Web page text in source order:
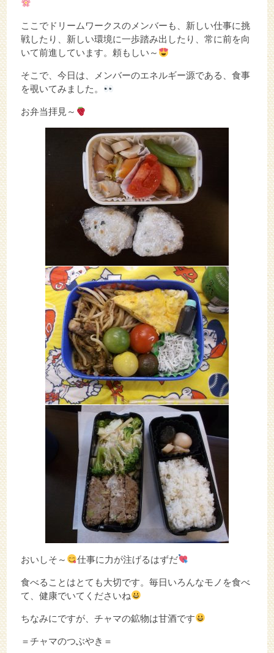
ここでドリームワークスのメンバーも、新しい仕事に挑
戦したり、新しい環境に一歩踏み出したり、常に前を向
いて前進しています。頼もしい～
そこで、今日は、メンバーのエネルギー源である、食事
を覗いてみました。
お弁当拝見～
おいしそ～
仕事に力が注げるはずだ
食べることはとても大切です。毎日いろんなモノを食べ
て、健康でいてくださいね
ちなみにですが、チャマの鉱物は甘酒です
＝チャマのつぶやき＝